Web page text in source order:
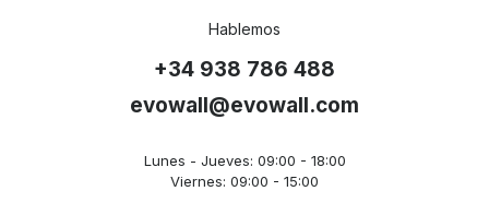
Hablemos
+34 938 786 488
evowall@evowall.com
Lunes - Jueves: 09:00 - 18:00
Viernes: 09:00 - 15:00